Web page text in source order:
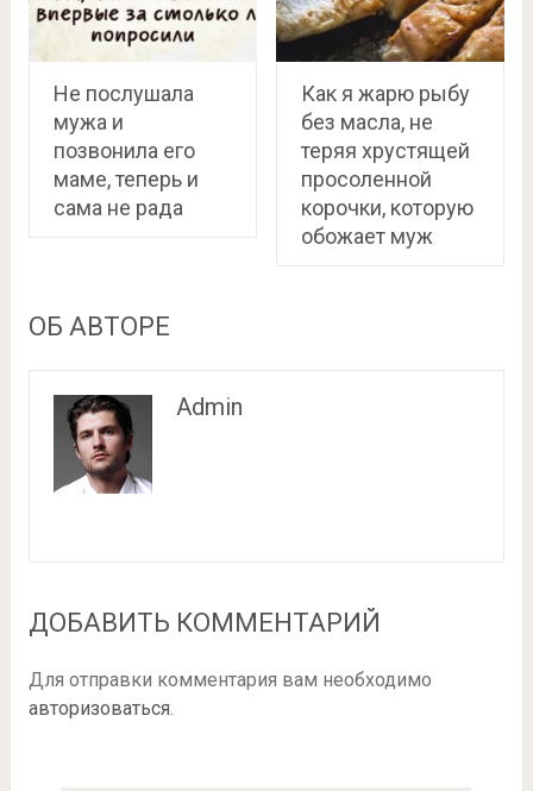
Не послушала
мужа и
позвонила его
маме, теперь и
сама не рада
Как я жарю рыбу
без масла, не
теряя хрустящей
просоленной
корочки, которую
обожает муж
ОБ АВТОРЕ
Admin
ДОБАВИТЬ КОММЕНТАРИЙ
Для отправки комментария вам необходимо
авторизоваться.